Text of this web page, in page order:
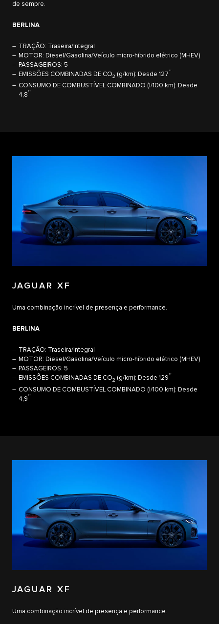
de sempre.
BERLINA
TRAÇÃO: Traseira/Integral
MOTOR: Diesel/Gasolina/Veículo micro-híbrido elétrico (MHEV)
PASSAGEIROS: 5
EMISSÕES COMBINADAS DE CO2 (g/km): Desde 127††
CONSUMO DE COMBUSTÍVEL COMBINADO (l/100 km): Desde
4,8††
JAGUAR XF
Uma combinação incrível de presença e performance.
BERLINA
TRAÇÃO: Traseira/Integral
MOTOR: Diesel/Gasolina/Veículo micro-híbrido elétrico (MHEV)
PASSAGEIROS: 5
EMISSÕES COMBINADAS DE CO2 (g/km): Desde 129††
CONSUMO DE COMBUSTÍVEL COMBINADO (l/100 km): Desde
4,9††
JAGUAR XF
Uma combinação incrível de presença e performance.